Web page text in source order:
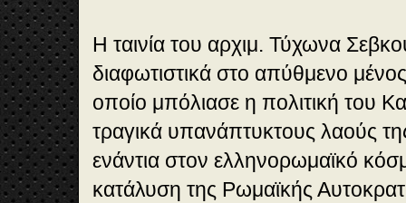
Η ταινία του αρχιμ. Τύχωνα
διαφωτιστικά στο απύθμενο
οποίο μπόλιασε η πολιτική του
τραγικά υπανάπτυκτους λαούς
ενάντια στον ελληνορωμαϊκό
κατάλυση της Ρωμαϊκής